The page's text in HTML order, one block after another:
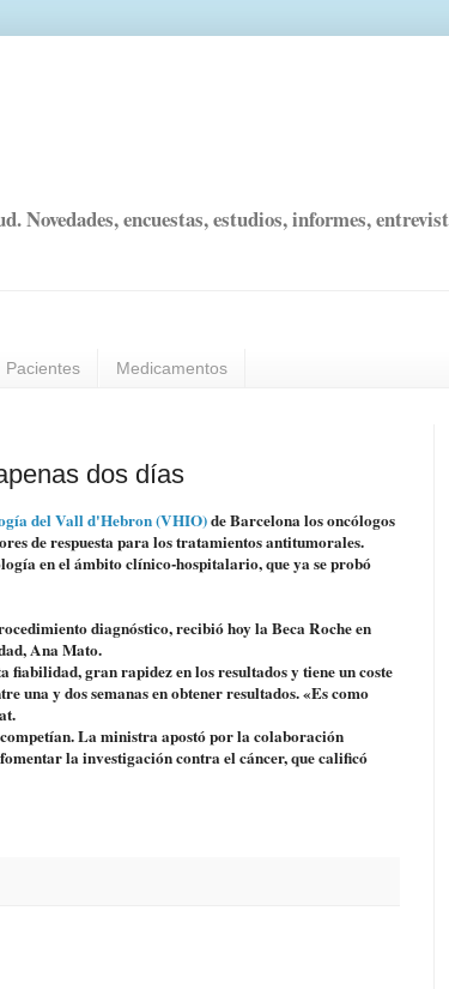
encuestas, estudios, informes,
Pacientes Medicamentos
dos días
del Vall d'Hebron (VHIO)de Barcelona los oncólogos
de respuesta para los tratamientos antitumorales.
en el ámbito clínico-hospitalario, que ya se probó
diagnóstico, recibió hoy la Beca Roche en
Ana Mato.
gran rapidez en los resultados y tiene un coste
una y dos semanas en obtener resultados. «Es como
competían. La ministra apostó por la colaboración
la investigación contra el cáncer, que calificó